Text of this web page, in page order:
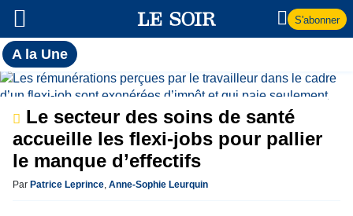
S'abonner
A la UneToutes
l'actualité
du Soir
A
la
Une
Le secteur des soins de santé
accueille les flexi-jobs pour pallier
le manque d’effectifs
Par Patrice Leprince, Anne-Sophie Leurquin